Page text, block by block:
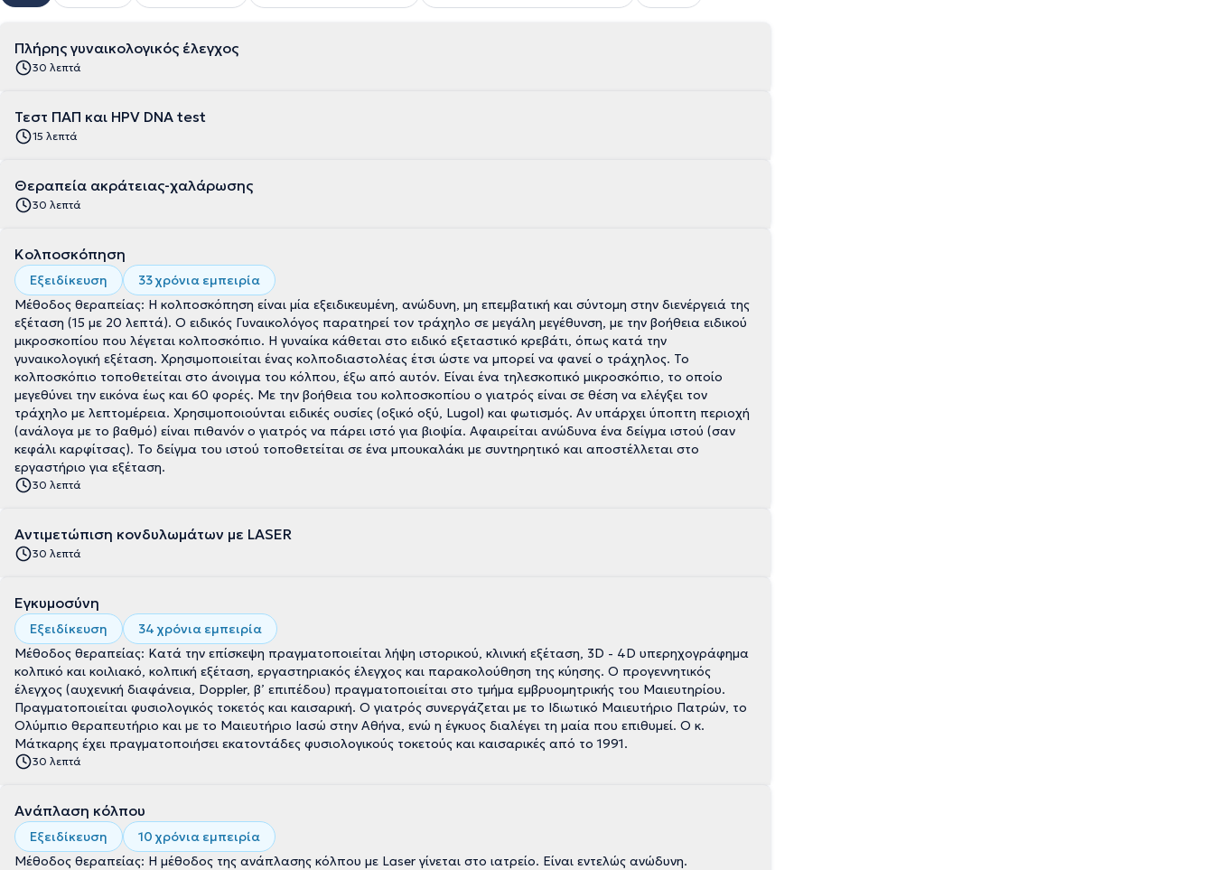
Πλήρης γυναικολογικός έλεγχος
30 λεπτά
Τεστ ΠΑΠ και HPV DNA test
15 λεπτά
Θεραπεία ακράτειας-χαλάρωσης
30 λεπτά
Κολποσκόπηση
Εξειδίκευση
33 χρόνια εμπειρία
Μέθοδος θεραπείας: Η κολποσκόπηση είναι μία εξειδικευμένη, ανώδυνη, μη επεμβατική και σύντομη στην διενέργειά της
εξέταση (15 με 20 λεπτά). Ο ειδικός Γυναικολόγος παρατηρεί τον τράχηλο σε μεγάλη μεγέθυνση, με την βοήθεια ειδικού
μικροσκοπίου που λέγεται κολποσκόπιο. Η γυναίκα κάθεται στο ειδικό εξεταστικό κρεβάτι, όπως κατά την
γυναικολογική εξέταση. Χρησιμοποιείται ένας κολποδιαστολέας έτσι ώστε να μπορεί να φανεί ο τράχηλος. Το
κολποσκόπιο τοποθετείται στο άνοιγμα του κόλπου, έξω από αυτόν. Είναι ένα τηλεσκοπικό μικροσκόπιο, το οποίο
μεγεθύνει την εικόνα έως και 60 φορές. Με την βοήθεια του κολποσκοπίου ο γιατρός είναι σε θέση να ελέγξει τον
τράχηλο με λεπτομέρεια. Χρησιμοποιούνται ειδικές ουσίες (οξικό οξύ, Lugol) και φωτισμός. Αν υπάρχει ύποπτη περιοχή
(ανάλογα με το βαθμό) είναι πιθανόν ο γιατρός να πάρει ιστό για βιοψία. Αφαιρείται ανώδυνα ένα δείγμα ιστού (σαν
κεφάλι καρφίτσας). Το δείγμα του ιστού τοποθετείται σε ένα μπουκαλάκι με συντηρητικό και αποστέλλεται στο
εργαστήριο για εξέταση.
30 λεπτά
Αντιμετώπιση κονδυλωμάτων με LASER
30 λεπτά
Εγκυμοσύνη
Εξειδίκευση
34 χρόνια εμπειρία
Μέθοδος θεραπείας: Κατά την επίσκεψη πραγματοποιείται λήψη ιστορικού, κλινική εξέταση, 3D - 4D υπερηχογράφημα
κολπικό και κοιλιακό, κολπική εξέταση, εργαστηριακός έλεγχος και παρακολούθηση της κύησης. Ο προγεννητικός
έλεγχος (αυχενική διαφάνεια, Doppler, β’ επιπέδου) πραγματοποιείται στο τμήμα εμβρυομητρικής του Μαιευτηρίου.
Πραγματοποιείται φυσιολογικός τοκετός και καισαρική. Ο γιατρός συνεργάζεται με το Ιδιωτικό Μαιευτήριο Πατρών, το
Ολύμπιο θεραπευτήριο και με το Μαιευτήριο Ιασώ στην Αθήνα, ενώ η έγκυος διαλέγει τη μαία που επιθυμεί. Ο κ.
Μάτκαρης έχει πραγματοποιήσει εκατοντάδες φυσιολογικούς τοκετούς και καισαρικές από το 1991.
30 λεπτά
Ανάπλαση κόλπου
Εξειδίκευση
10 χρόνια εμπειρία
Μέθοδος θεραπείας: Η μέθοδος της ανάπλασης κόλπου με Laser γίνεται στο ιατρείο. Είναι εντελώς ανώδυνη.